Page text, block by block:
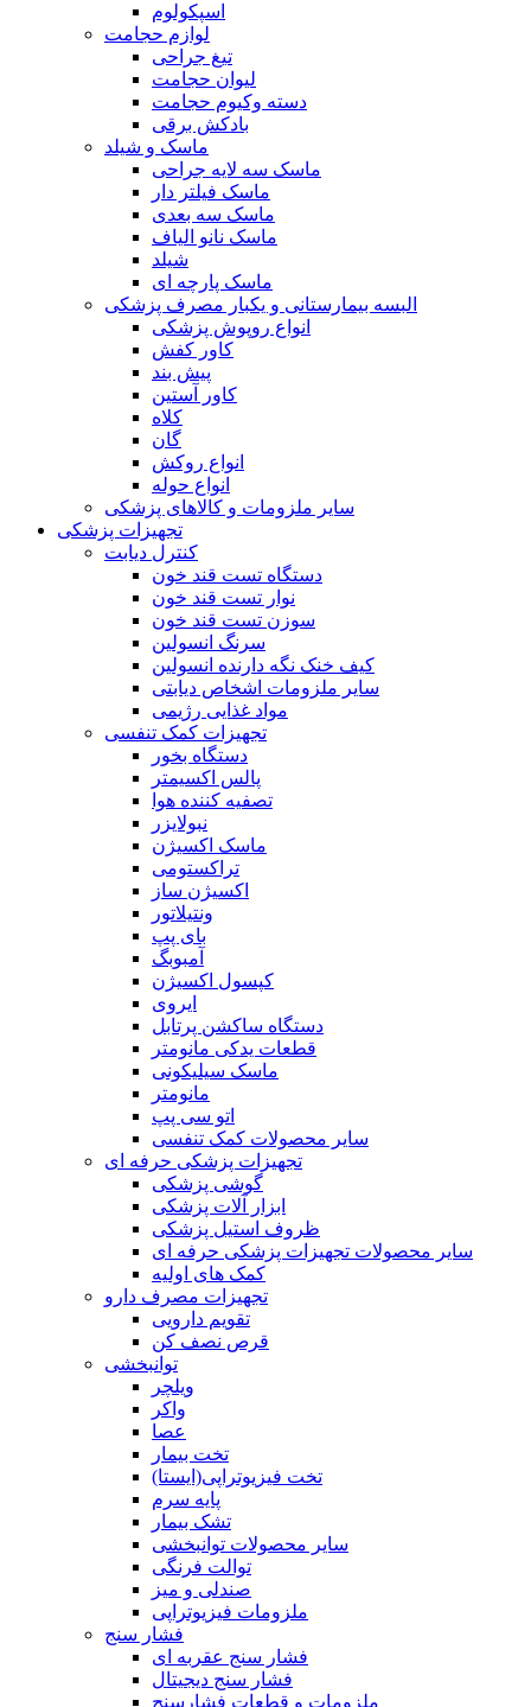
اسپکولوم
لوازم حجامت
تیغ جراحی
لیوان حجامت
دسته وکیوم حجامت
بادکش برقی
ماسک و شیلد
ماسک سه لایه جراحی
ماسک فیلتر دار
ماسک سه بعدی
ماسک نانو الیاف
شیلد
ماسک پارچه ای
البسه بیمارستانی و یکبار مصرف پزشکی
انواع روپوش پزشکی
کاور کفش
پیش بند
کاور آستین
کلاه
گان
انواع روکش
انواع حوله
سایر ملزومات و کالاهای پزشکی
تجهیزات پزشکی
کنترل دیابت
دستگاه تست قند خون
نوار تست قند خون
سوزن تست قند خون
سرنگ انسولین
کیف خنک نگه دارنده انسولین
سایر ملزومات اشخاص دیابتی
مواد غذایی رژیمی
تجهیزات کمک تنفسی
دستگاه بخور
پالس اکسیمتر
تصفیه کننده هوا
نبولایزر
ماسک اکسیژن
تراکستومی
اکسیژن ساز
ونتیلاتور
بای پپ
آمبوبگ
کپسول اکسیژن
ایروی
دستگاه ساکشن پرتابل
قطعات یدکی مانومتر
ماسک سیلیکونی
مانومتر
اتو سی پپ
سایر محصولات کمک تنفسی
تجهیزات پزشکی حرفه ای
گوشی پزشکی
ابزار آلات پزشکی
ظروف استیل پزشکی
سایر محصولات تجهیزات پزشکی حرفه ای
کمک های اولیه
تجهیزات مصرف دارو
تقویم دارویی
قرص نصف کن
توانبخشی
ویلچر
واکر
عصا
تخت بیمار
تخت فیزیوتراپی(ایستا)
پایه سرم
تشک بیمار
سایر محصولات توانبخشی
توالت فرنگی
صندلی و میز
ملزومات فیزیوتراپی
فشار سنج
فشار سنج عقربه ای
فشار سنج دیجیتال
ملزومات و قطعات فشارسنج